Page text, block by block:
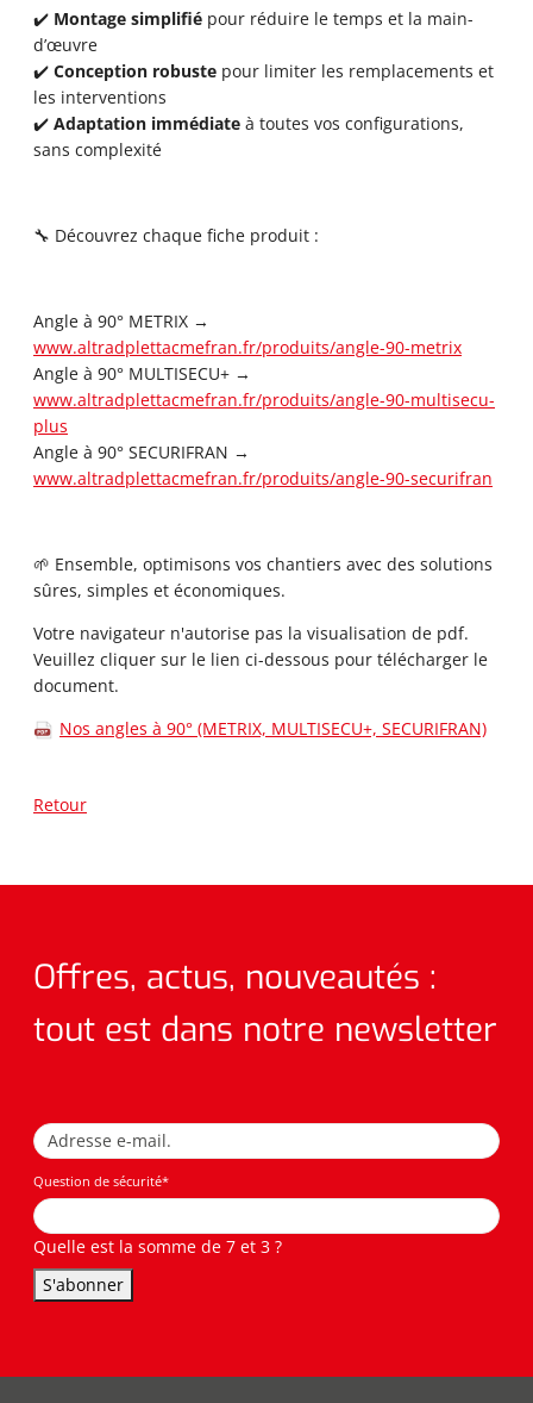
✔️ Montage simplifié pour réduire le temps et la main-
d’œuvre
✔️ Conception robuste pour limiter les remplacements et
les interventions
✔️ Adaptation immédiate à toutes vos configurations,
sans complexité
🔧 Découvrez chaque fiche produit :
Angle à 90° METRIX →
www.altradplettacmefran.fr/produits/angle-90-metrix
Angle à 90° MULTISECU+ →
www.altradplettacmefran.fr/produits/angle-90-multisecu-
plus
Angle à 90° SECURIFRAN →
www.altradplettacmefran.fr/produits/angle-90-securifran
🌱 Ensemble, optimisons vos chantiers avec des solutions
sûres, simples et économiques.
Votre navigateur n'autorise pas la visualisation de pdf.
Veuillez cliquer sur le lien ci-dessous pour télécharger le
document.
Nos angles à 90° (METRIX, MULTISECU+, SECURIFRAN)
Retour
Offres, actus, nouveautés :
tout est dans notre newsletter
Question de sécurité*
Quelle est la somme de 7 et 3 ?
S'abonner